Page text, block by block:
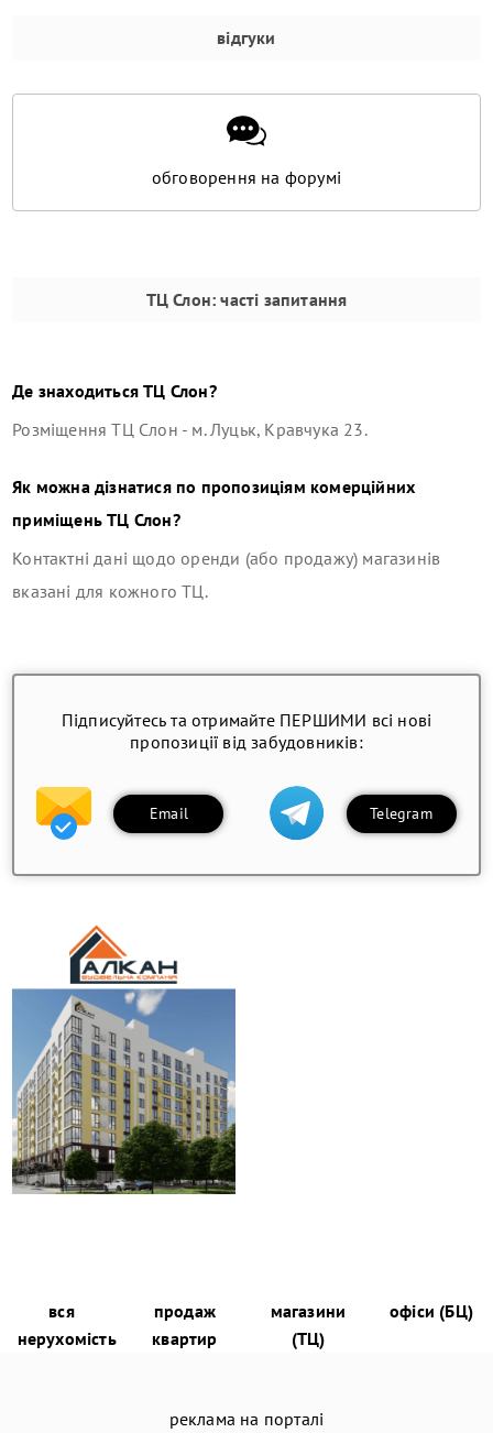
відгуки
обговорення на форумі
ТЦ Слон: часті запитання
Де знаходитьсяТЦ Слон?
РозміщенняТЦ Слон - м. Луцьк, Кравчука 23.
Як можна дізнатися по пропозиціям комерційних
приміщеньТЦ Слон?
Контактні дані щодо оренди (або продажу) магазинів
вказані для кожного ТЦ.
Підписуйтесь та отримайте ПЕРШИМИ всі нові
пропозиції від забудовників:
Email Telegram
вся
нерухомість
продаж
квартир
магазини
(ТЦ)
офіси (БЦ)
реклама на порталі